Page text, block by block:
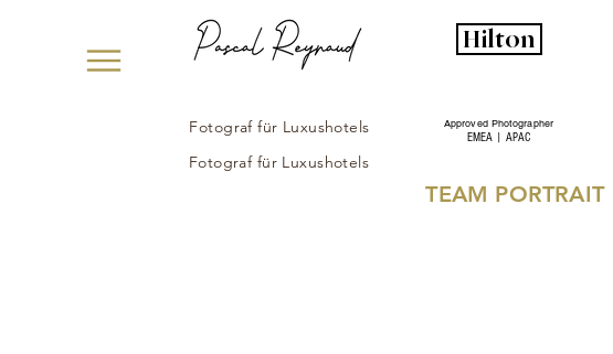
Fotograf für Luxushotels
Hilton
Approved Photographer
EMEA | APAC
Fotograf für Luxushotels
TEAM PORTRAIT